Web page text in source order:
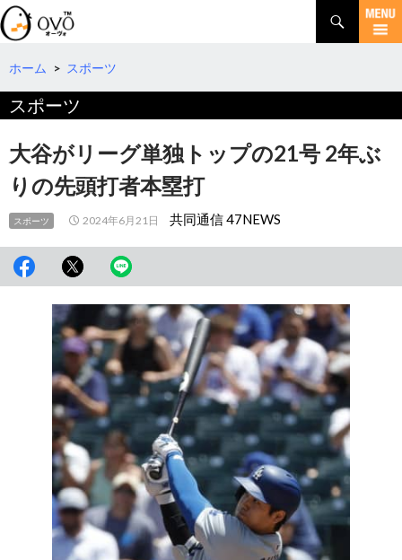
検
索
コ
テ
へ
動
ホーム > スポーツ
スポーツ
大谷がリーグ単独トップの21号 2年ぶ
りの先頭打者本塁打
スポーツ 2024年6月21日 共同通信 47NEWS